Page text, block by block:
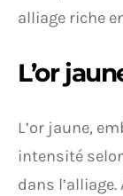
alliage riche
L’or
L’or jaune,
intensité
dans